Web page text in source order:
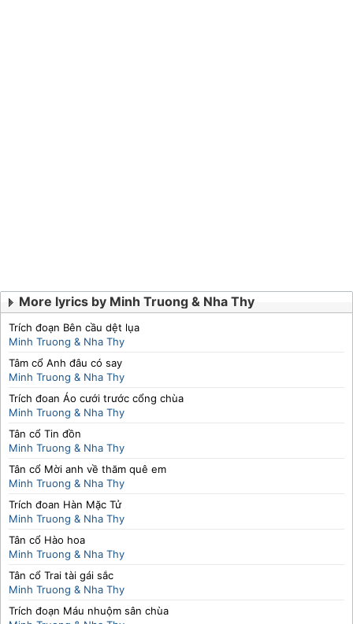
More lyrics by Minh Truong & Nha Thy
Trích đoạn Bên cầu dệt lụa
Minh Truong & Nha Thy
Tâm cổ Anh đâu có say
Minh Truong & Nha Thy
Trích đoan Áo cưới trước cổng chùa
Minh Truong & Nha Thy
Tân cổ Tin đồn
Minh Truong & Nha Thy
Tân cổ Mời anh về thăm quê em
Minh Truong & Nha Thy
Trích đoan Hàn Mặc Tử
Minh Truong & Nha Thy
Tân cổ Hào hoa
Minh Truong & Nha Thy
Tân cổ Trai tài gái sắc
Minh Truong & Nha Thy
Trích đoạn Máu nhuộm sân chùa